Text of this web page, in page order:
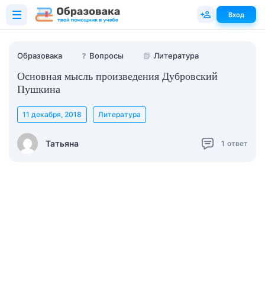
Образовака ❓ Вопросы 📗 Литература
Основная мысль произведения Дубровский
Пушкина
Татьяна
11 декабря, 2018 Литература
1 ответ
Вход